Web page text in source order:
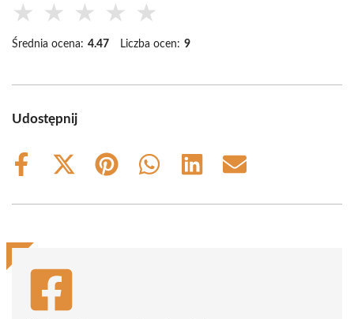
★ ★ ★ ★ ★
Średnia ocena: 4.47 Liczba ocen: 9
Udostępnij
Share
Share
(Twitter)
Share
Share
Share
Share